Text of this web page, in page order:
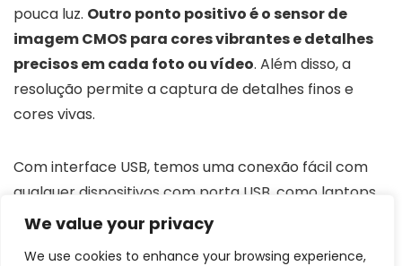
We value your privacy
We use cookies to enhance your browsing experience,
pouca luz. Outro ponto positivo é o sensor de
imagem CMOS para cores vibrantes e detalhes
precisos em cada foto ou vídeo. Além disso, a
resolução permite a captura de detalhes finos e
cores vivas.
Com interface USB, temos uma conexão fácil com
qualquer dispositivos com porta USB, como laptops
ou desktops. O microfone é integrado para